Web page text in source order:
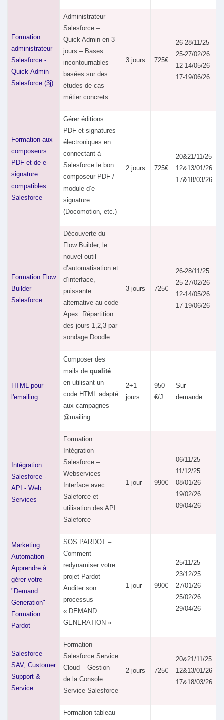
Formation
administrateur
Salesforce -
Quick-Admin
Salesforce (3j)
Administrateur
Salesforce –
Quick Admin en 3
jours – Bases
incontournables
basées sur des
études de cas
métier concrets
3 jours 725€
26-28/11/25
25-27/02/26
12-14/05/26
17-19/06/26
Formation aux
composeurs
PDF et de e-
signature
compatibles
Salesforce
Gérer éditions
PDF et signatures
électroniques en
connectant à
Salesforce le bon
composeur PDF /
module d’e-
signature.
(Docomotion, etc.)
2 jours 725€
20&21/11/25
12&13/01/26
17&18/03/26
Formation Flow
Builder
Salesforce
Découverte du
Flow Builder, le
nouvel outil
d’automatisation et
d’interface,
puissante
alternative au code
Apex. Répartition
des jours 1,2,3 par
sondage Doodle.
3 jours 725€
26-28/11/25
25-27/02/26
12-14/05/26
17-19/06/26
HTML pour
l'emailing
Composer des
mails de qualité
en utilisant un
code HTML adapté
aux campagnes
@mailing
2+1
jours
950
€/J
Sur
demande
Intégration
Salesforce -
API - Web
Services
Formation
Intégration
Salesforce –
Webservices –
Interface avec
Saleforce et
utilisation des API
Saleforce
1 jour 990€
06/11/25
11/12/25
08/01/26
19/02/26
09/04/26
Marketing
Automation -
Apprendre à
gérer votre
"Demand
Generation" -
Formation
Pardot
SOS PARDOT –
Comment
redynamiser votre
projet Pardot –
Auditer son
processus
« DEMAND
GENERATION »
1 jour 990€
25/11/25
23/12/25
27/01/26
25/02/26
29/04/26
Salesforce
SAV, Customer
Support &
Service
Formation
Salesforce Service
Cloud – Gestion
de la Console
Service Salesforce
2 jours 725€
20&21/11/25
12&13/01/26
17&18/03/26
Formation tableau